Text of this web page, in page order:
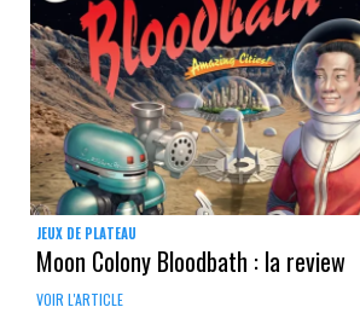
JEUX DE PLATEAU
Moon Colony Bloodbath : la review
VOIR L'ARTICLE